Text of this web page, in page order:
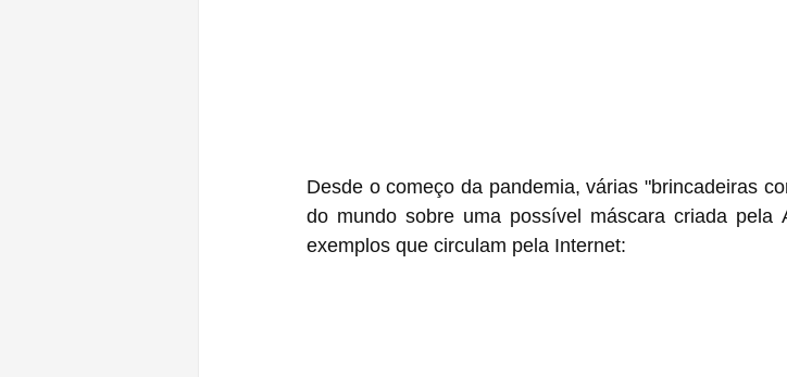
Desde o começo da pandemia, várias "brincadeiras
do mundo sobre uma possível máscara criada
exemplos que circulam pela Internet: